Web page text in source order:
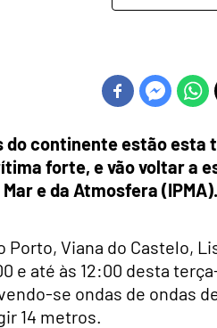
continente estão esta
forte, e vão voltar a
e da Atmosfera (IPMA).
Porto, Viana do Castelo,
e até às 12:00 desta
se ondas de ondas
14 metros.